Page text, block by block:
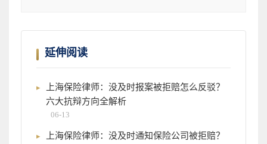
延伸阅读
上海保险律师：没及时报案被拒赔怎么反驳？
六大抗辩方向全解析
06-13
上海保险律师：没及时通知保险公司被拒赔？